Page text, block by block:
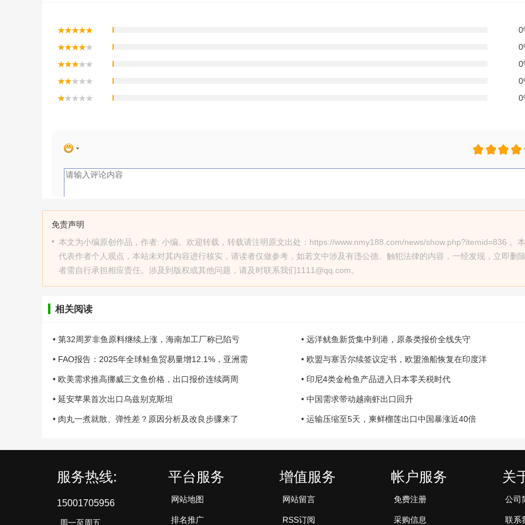
免责声明
• 本文为小编原创作品，作者: 小编。欢迎转载，转载请注明原文出处：https://www.nmy188.com/news/show.php?itemid=836 。
代表作者个人观点，本站未对其内容进行核实，请读者仅做参考，如若文中涉及有违公德、触犯法律的内容，一经发现，立即删
者需自行承担相应责任。涉及到版权或其他问题，请及时联系我们1111@qq.com。
相关阅读
• 第32周罗非鱼原料继续上涨，海南加工厂称已陷亏 • 远洋鱿鱼新货集中到港，原条类报价全线失守
• FAO报告：2025年全球鲑鱼贸易量增12.1%，亚洲需 • 欧盟与塞舌尔续签议定书，欧盟渔船恢复在印度洋
• 欧美需求推高挪威三文鱼价格，出口报价连续两周 • 印尼4类金枪鱼产品进入日本零关税时代
• 延安苹果首次出口乌兹别克斯坦 • 中国需求带动越南虾出口回升
• 肉丸一煮就散、弹性差？原因分析及改良步骤来了 • 运输压缩至5天，柬鲜榴莲出口中国暴涨近40倍
服务热线:
15001705956
周一至周五
平台服务
网站地图
排名推广
增值服务
网站留言
RSS订阅
帐户服务
免费注册
采购信息
关
公司
联系